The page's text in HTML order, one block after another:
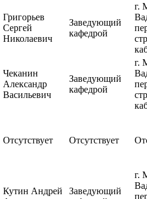
Григорьев
Сергей
Николаевич
Заведующий
кафедрой
г.
Чеканин
Александр
Васильевич
Заведующий
кафедрой
г.
Отсутствует Отсутствует
Кутин Андрей
Заведующий
г.